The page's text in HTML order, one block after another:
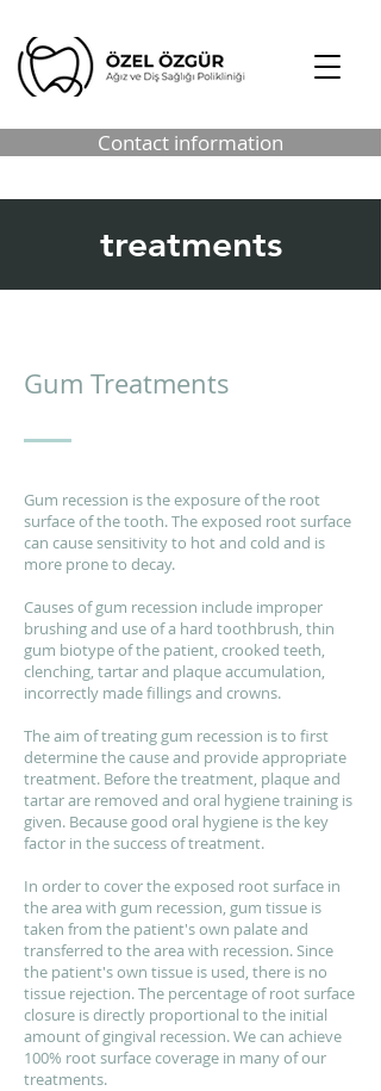
Contact information
treatments
Gum Treatments
Gum recession is the exposure of the root
surface of the tooth. The exposed root surface
can cause sensitivity to hot and cold and is
more prone to decay.
Causes of gum recession include improper
brushing and use of a hard toothbrush, thin
gum biotype of the patient, crooked teeth,
clenching, tartar and plaque accumulation,
incorrectly made fillings and crowns.
The aim of treating gum recession is to first
determine the cause and provide appropriate
treatment. Before the treatment, plaque and
tartar are removed and oral hygiene training is
given. Because good oral hygiene is the key
factor in the success of treatment.
In order to cover the exposed root surface in
the area with gum recession, gum tissue is
taken from the patient's own palate and
transferred to the area with recession. Since
the patient's own tissue is used, there is no
tissue rejection. The percentage of root surface
closure is directly proportional to the initial
amount of gingival recession. We can achieve
100% root surface coverage in many of our
treatments.